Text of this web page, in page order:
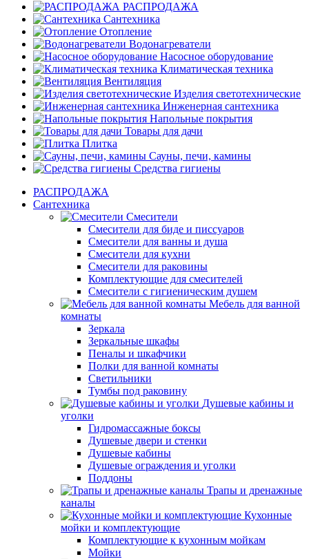
РАСПРОДАЖА
Сантехника
Отопление
Водонагреватели
Насосное оборудование
Климатическая техника
Вентиляция
Изделия светотехнические
Инженерная сантехника
Напольные покрытия
Товары для дачи
Плитка
Сауны, печи, камины
Средства гигиены
РАСПРОДАЖА
Сантехника
Смесители
Смесители для биде и писсуаров
Смесители для ванны и душа
Смесители для кухни
Смесители для раковины
Комплектующие для смесителей
Смесители с гигиеническим душем
Мебель для ванной
комнаты
Зеркала
Зеркальные шкафы
Пеналы и шкафчики
Полки для ванной комнаты
Светильники
Тумбы под раковину
Душевые кабины и
уголки
Гидромассажные боксы
Душевые двери и стенки
Душевые кабины
Душевые ограждения и уголки
Поддоны
Трапы и дренажные
каналы
Кухонные
мойки и комплектующие
Комплектующие к кухонным мойкам
Мойки